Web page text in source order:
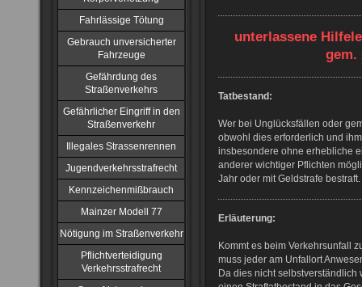
Fahrlässige Tötung
Gebrauch unversicherter
Fahrzeuge
Gefährdung des
Straßenverkehrs
Gefährlicher Eingriff in den
Straßenverkehr
Illegales Strassenrennen
Jugendverkehrsstrafrecht
Kennzeichenmißbrauch
Mainzer Modell 77
Nötigung im Straßenverkehr
Pflichtverteidigung
Verkehrsstrafrecht
unterlassene
gem.
Tatbestand:
Wer bei Unglücksfällen oder
obwohl dies erforderlich und
insbesondere ohne erhebliche
anderer wichtiger Pflichten
Jahr oder mit Geldstrafe bestraft.
Erläuterung:
Kommt es beim Verkehrsunfall
muss jeder am Unfallort
Da dies nicht selbstverständlich